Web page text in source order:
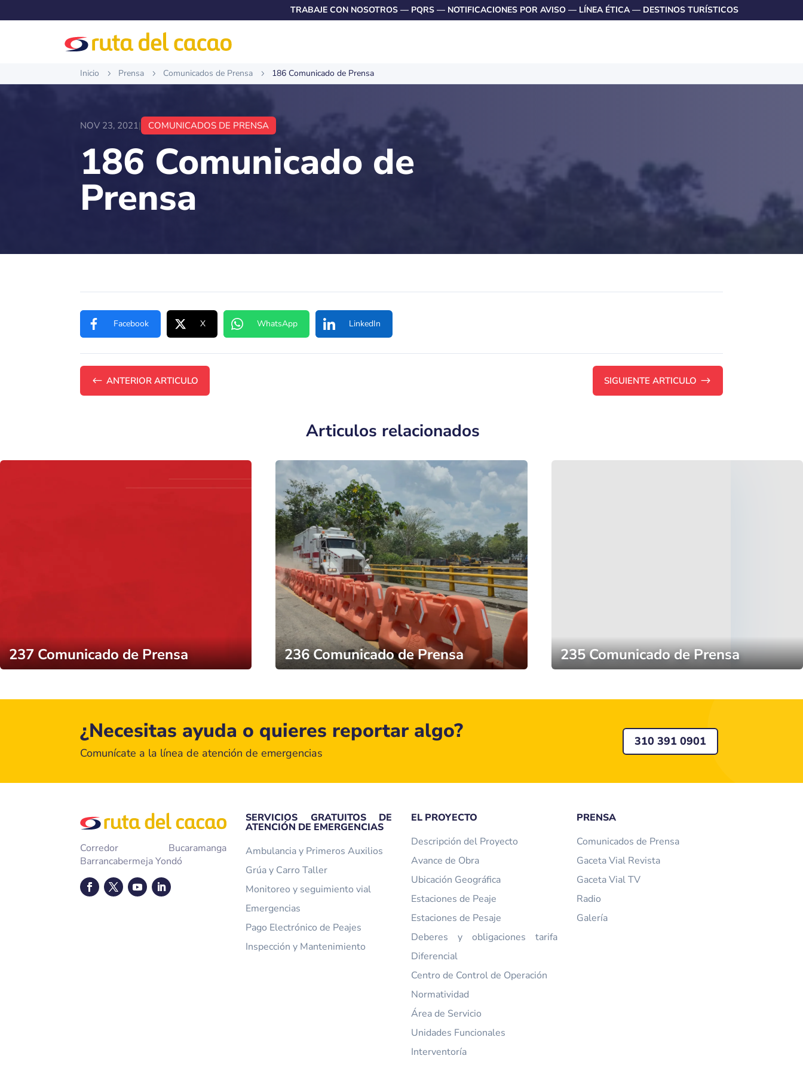
TRABAJE CON NOSOTROS — PQRS — NOTIFICACIONES POR AVISO — LÍNEA ÉTICA— DESTINOS TURÍSTICOS
Inicio 5 Prensa 5 Comunicados de Prensa 5 186 Comunicado de Prensa
NOV 23, 2021| COMUNICADOS DE PRENSA
186 Comunicado de
Prensa
Facebook X WhatsApp LinkedIn
# ANTERIOR ARTICULO SIGUIENTE ARTICULO $
Articulos relacionados
237 Comunicado de Prensa 236 Comunicado de Prensa 235 Comunicado de Prensa
¿Necesitas ayuda o quieres reportar algo?
Comunícate a la línea de atención de emergencias
310 391 0901
Corredor Bucaramanga
Barrancabermeja Yondó
SERVICIOS GRATUITOS DE
ATENCIÓN DE EMERGENCIAS
Ambulancia y Primeros Auxilios
Grúa y Carro Taller
Monitoreo y seguimiento vial
Emergencias
Pago Electrónico de Peajes
Inspección y Mantenimiento
EL PROYECTO
Descripción del Proyecto
Avance de Obra
Ubicación Geográfica
Estaciones de Peaje
Estaciones de Pesaje
Deberes y obligaciones tarifa
Diferencial
Centro de Control de Operación
Normatividad
Área de Servicio
Unidades Funcionales
Interventoría
PRENSA
Comunicados de Prensa
Gaceta Vial Revista
Gaceta Vial TV
Radio
Galería